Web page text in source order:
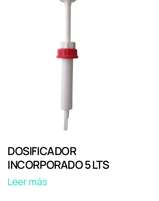
DOSIFICADOR
INCORPORADO 5 LTS
Leer más